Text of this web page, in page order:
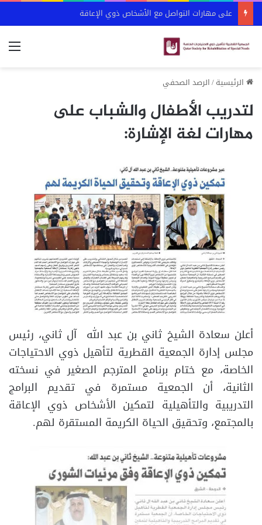
على مهارات التواصل مع الأشخاص ذوي الإعاقة
الرئيسية/الرصد الصحفي
لتدريب الأطفال والشباب على
مهارات لغة الإشارة:
أعلن سعادة الشيخ ثاني بن عبد الله آل ثاني، رئيس
مجلس إدارة الجمعية القطرية لتأهيل ذوي الاحتياجات
الخاصة، مع ختام برنامج المترجم الصغير في نسخته
الثانية، أن الجمعية مستمرة في تقديم البرامج
التدريبية والتأهيلية لتمكين الأشخاص ذوي الإعاقة
بالمجتمع، وتحقيق الحياة الكريمة المستقرة لهم.